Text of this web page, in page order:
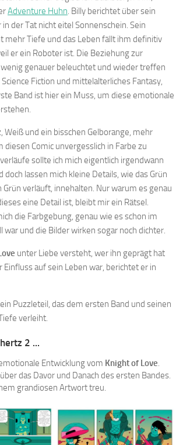
Adventure Huhn. Billy berichtet über sein
der Tat nicht eitel Sonnenschein. Sein
mehr Tiefe und das Leben fällt ihm definitiv
er ein Roboter ist. Die Beziehung zur
genauer beleuchtet und wieder treffen
Fiction und mittelalterliches Fantasy,
Band ist hier ein Muss, um diese emotionale
Weiß und ein bisschen Gelborange, mehr
diesen Comic unvergesslich in Farbe zu
sollte ich mich eigentlich irgendwann
doch lassen mich kleine Details, wie das Grün
Grün verläuft, innehalten. Nur warum es genau
eine Detail ist, bleibt mir ein Rätsel.
die Farbgebung, genau wie es schon im
war und die Bilder wirken sogar noch dichter.
unter Liebe versteht, wer ihn geprägt hat
Einfluss auf sein Leben war, berichtet er in
Puzzleteil, das dem ersten Band und seinen
verleiht.
2 ...
Entwicklung vom Knight of Love.
das Davor und Danach des ersten Bandes.
grandiosen Artwort treu.